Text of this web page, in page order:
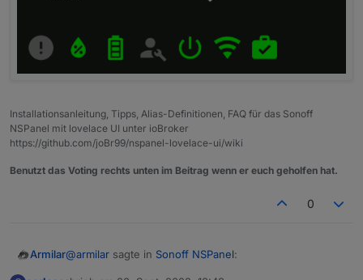
Installationsanleitung, Tipps, Alias-Definitionen, FAQ für das Sonoff
NSPanel mit lovelace UI unter ioBroker
https://github.com/joBr99/nspanel-lovelace-ui/wiki
Benutzt das Voting rechts unten im Beitrag wenn er euch geholfen hat.
0
Armilar@armilar sagte in Sonoff NSPanel: